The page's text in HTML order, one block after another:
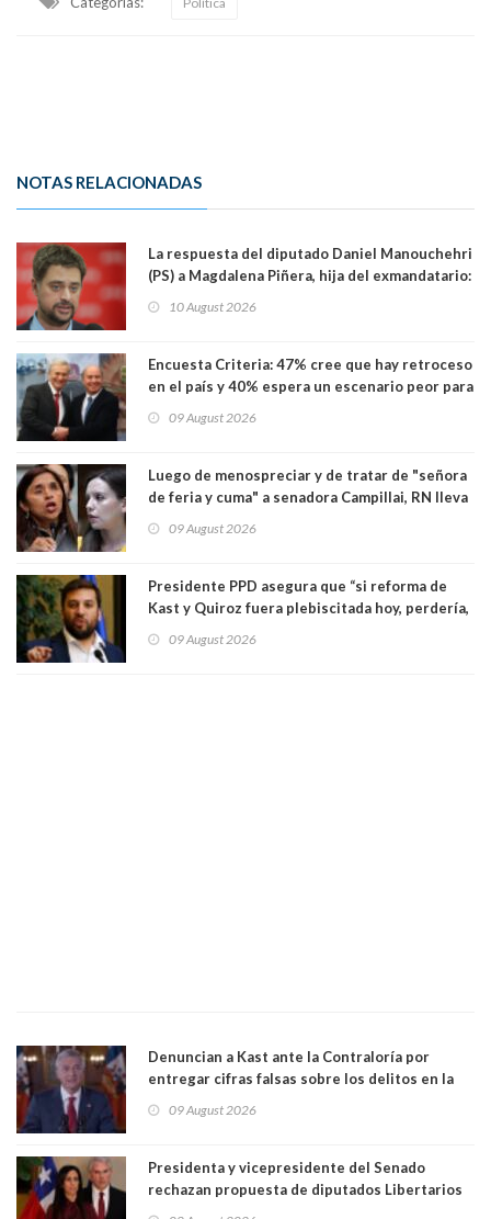
NOTAS RELACIONADAS
La respuesta del diputado Daniel Manouchehri
(PS) a Magdalena Piñera, hija del exmandatario:
creían intocables"
10 August 2026
Encuesta Criteria: 47% cree que hay retroceso
en el país y 40% espera un escenario peor para
09 August 2026
Luego de menospreciar y de tratar de "señora
de feria y cuma" a senadora Campillai, RN lleva
09 August 2026
Presidente PPD asegura que “si reforma de
Kast y Quiroz fuera plebiscitada hoy, perdería,
a favor de la oposición, sería una victoria de la
09 August 2026
Denuncian a Kast ante la Contraloría por
entregar cifras falsas sobre los delitos en la
09 August 2026
Presidenta y vicepresidente del Senado
rechazan propuesta de diputados Libertarios